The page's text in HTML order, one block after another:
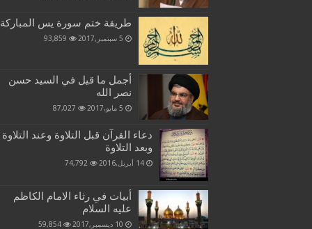
طريقة ختم سورة يس المباركة
5 سبتمبر,2017 93,859
أجمل ما قيل في السيد حسن
نصر الله
5 مايو,2017 87,027
دعاء القرآن قبل التلاوة وعند التلاوة
وبعد التلاوة
14 أبريل,2016 74,792
أبيات في رثاء الامام الكاظم
عليه السلام
10 ديسمبر,2017 59,854